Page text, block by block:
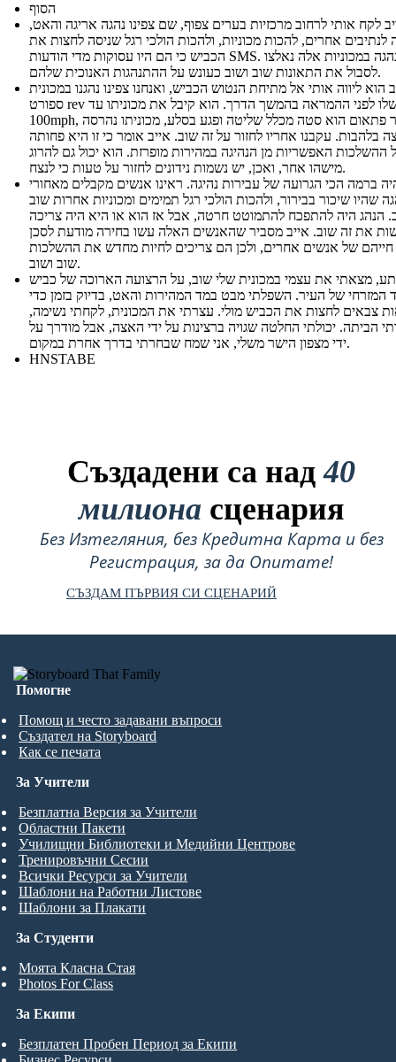
הסוף
לקח אותי לרחוב מרכזיות בערים צפוף, שם צפינו נהגה אריגה והאט,
לנתיבים אחרים, להכות מכוניות, ולהכות הולכי רגל שניסה לחצות את
הכביש כי הם היו עסוקות מדי הודעות SMS. הנהגה במכוניות אלה נאלצו
לסבול את התאונות שוב ושוב כעונש על ההתנהגות האנוכית שלהם.
הוא ליווה אותי אל מתיחת הנטוש הכביש, ואנחנו צפינו נהגנו במכונית
ספורט rev המנוע שלו לפני ההמראה בהמשך הדרך. הוא קיבל את מכוניתו עד
100mph, כאשר פתאום הוא סטה מכלל שליטה ופגע בסלע, מכוניתו נהרסה
בלהבות. עקבנו אחריו לחזור על זה שוב. אייב אומר כי זו היא פחותה
ההשלכות האפשריות מן הנהיגה במהירות מופרזת. הוא יכול גם להרוג
מישהו אחר, ואכן, יש נשמות נידונים לחזור על טעות כי לנצח.
ברמה הכי הגרועה של עבירות נהיגה. ראינו אנשים מקבלים מאחורי
שהיו שיכור בבירור, ולהכות הולכי רגל תמימים ומכוניות אחרות שוב
הנהג היה להתפכח להתמוטט חרטה, אבל אז הוא או היא היה צריכה
את זה שוב. אייב מסביר שהאנשים האלה עשו בחירה מודעת לסכן
של אנשים אחרים, ולכן הם צריכים לחיות מחדש את ההשלכות
שוב ושוב.
מצאתי את עצמי במכונית שלי שוב, על הרצועה הארוכה של כביש
המזרחי של העיר. השפלתי מבט במד המהירות והאט, בדיוק בזמן כדי
צבאים לחצות את הכביש מולי. עצרתי את המכונית, לקחתי נשימה,
הביתה. יכולתי החלטה שגויה ברצינות על ידי האצה, אבל מודרך על
ידי מצפון הישר משלי, אני שמח שבחרתי בדרך אחרת במקום.
HNSTABE
Създадени са над40
милиона сценария
Без Изтегляния, без Кредитна Карта и без
Регистрация, за да Опитате!
СЪЗДАМ ПЪРВИЯ СИ СЦЕНАРИЙ
Помогне
Помощ и често задавани въпроси
Създател на Storyboard
Как се печата
За Студенти
Моята Класна Стая
Photos For Class
За Учители
Безплатна Версия за Учители
Областни Пакети
Училищни Библиотеки и Медийни Центрове
Тренировъчни Сесии
Всички Ресурси за Учители
Шаблони на Работни Листове
Шаблони за Плакати
За Екипи
Безплатен Пробен Период за Екипи